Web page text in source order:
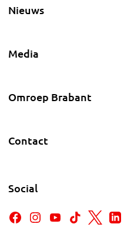
Nieuws
Media
Omroep Brabant
Contact
Social